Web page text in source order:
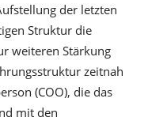
der letzten
Struktur die
weiteren Stärkung
zeitnah
(COO), die das
mit den